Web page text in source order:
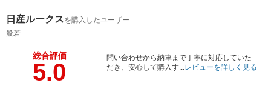
日産ルークスを購入したユーザー
般若
総合評価
5.0
問い合わせから納車まで丁寧に対応していた
だき、安心して購入す...レビューを詳しく見る